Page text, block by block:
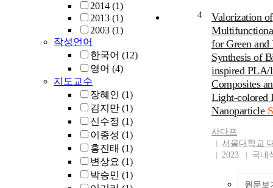
2014 (1)
2013 (1)
2003 (1)
작성언어
한국어 (12)
영어 (4)
지도교수
장혜인 (1)
김지만 (1)
신수정 (1)
이종성 (1)
홍진태 (1)
변상요 (1)
박승민 (1)
The bans are
controversial,
sunscreen toxicity
mechanisms are
understood and
be sufficient
that the banned
are toxic to reefs
studies in this
demonstrate that
phototoxicity
dominant
4
Valorization of
for Green and
Synthesis of
inspired PLA/
Composites
Light-colored
Nanoparticle
사다프
서울대학교
2023
국내
원문보